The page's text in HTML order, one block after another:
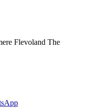
Flevoland The